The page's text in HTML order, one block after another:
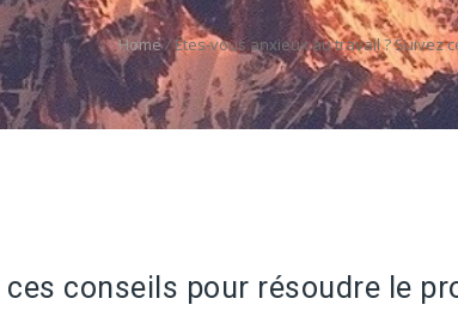
Home/Êtes-vous anxieux au travail ? Suivez
conseils pour résoudre le